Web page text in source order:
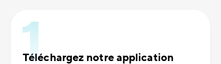
Téléchargez notre application